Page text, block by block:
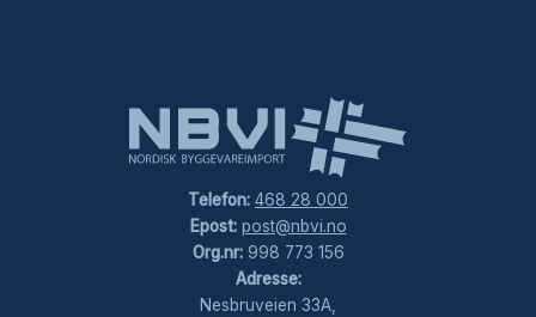
Telefon: 468 28 000
Epost: post@nbvi.no
Org.nr:998 773 156
Adresse:
Nesbruveien 33A,